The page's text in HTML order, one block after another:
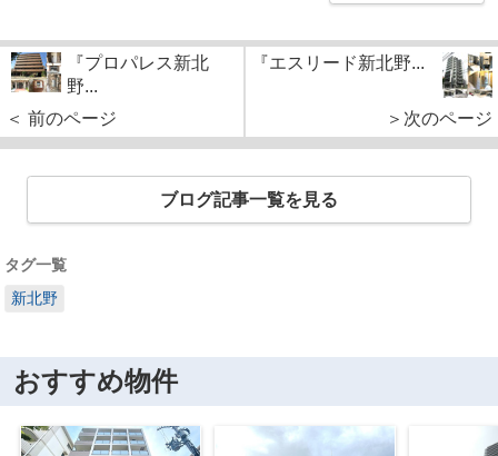
『プロパレス新北
野...
＜ 前のページ
『エスリード新北野...
＞次のページ
ブログ記事一覧を見る
タグ一覧
新北野
おすすめ物件